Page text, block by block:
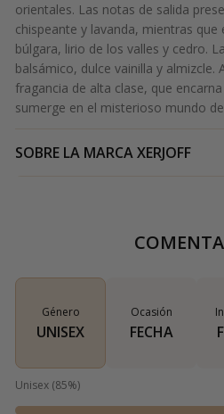
orientales. Las notas de salida
chispeante y lavanda, mientras
búlgara, lirio de los valles y cedro.
balsámico, dulce vainilla y almizcle.
fragancia de alta clase, que
sumerge en el misterioso mundo
SOBRE LA MARCAXERJOFF
Género
UNISEX
Ocasión
FECHA
Unisex (85%)